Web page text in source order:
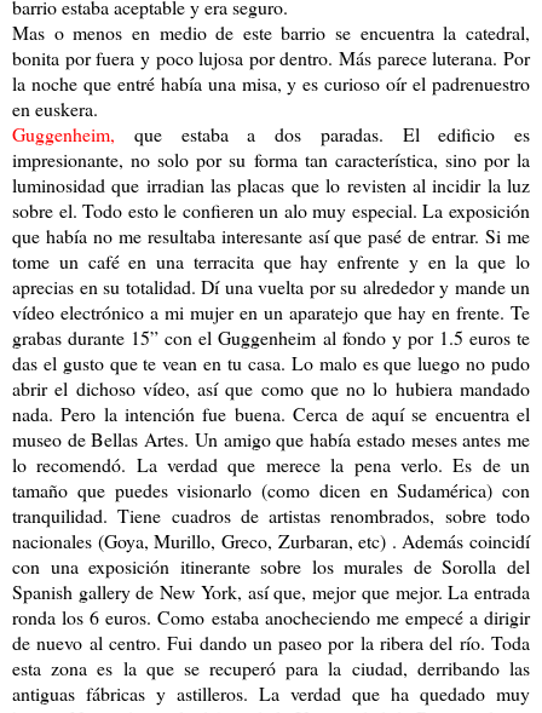
barrio estaba aceptable y era seguro.
Mas o menos en medio de este barrio se encuentra la catedral,
bonita por fuera y poco lujosa por dentro. Más parece luterana. Por
la noche que entré había una misa, y es curioso oír el padrenuestro
en euskera.
Guggenheim, que estaba a dos paradas. El edificio es
impresionante, no solo por su forma tan característica, sino por la
luminosidad que irradian las placas que lo revisten al incidir la luz
sobre el. Todo esto le confieren un alo muy especial. La exposición
que había no me resultaba interesante así que pasé de entrar. Si me
tome un café en una terracita que hay enfrente y en la que lo
aprecias en su totalidad. Dí una vuelta por su alrededor y mande un
vídeo electrónico a mi mujer en un aparatejo que hay en frente. Te
grabas durante 15” con el Guggenheim al fondo y por 1.5 euros te
das el gusto que te vean en tu casa. Lo malo es que luego no pudo
abrir el dichoso vídeo, así que como que no lo hubiera mandado
nada. Pero la intención fue buena. Cerca de aquí se encuentra el
museo de Bellas Artes. Un amigo que había estado meses antes me
lo recomendó. La verdad que merece la pena verlo. Es de un
tamaño que puedes visionarlo (como dicen en Sudamérica) con
tranquilidad. Tiene cuadros de artistas renombrados, sobre todo
nacionales (Goya, Murillo, Greco, Zurbaran, etc) . Además coincidí
con una exposición itinerante sobre los murales de Sorolla del
Spanish gallery de New York, así que, mejor que mejor. La entrada
ronda los 6 euros. Como estaba anocheciendo me empecé a dirigir
de nuevo al centro. Fui dando un paseo por la ribera del río. Toda
esta zona es la que se recuperó para la ciudad, derribando las
antiguas fábricas y astilleros. La verdad que ha quedado muy